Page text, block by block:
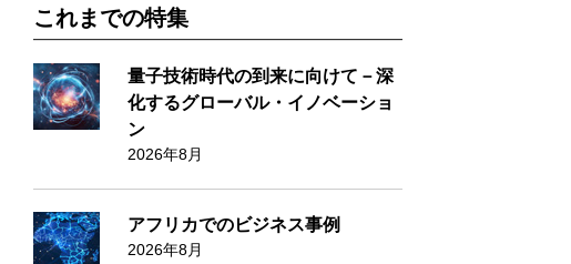
これまでの特集
量子技術時代の到来に向けて－深
化するグローバル・イノベーショ
ン
2026年8月
アフリカでのビジネス事例
2026年8月